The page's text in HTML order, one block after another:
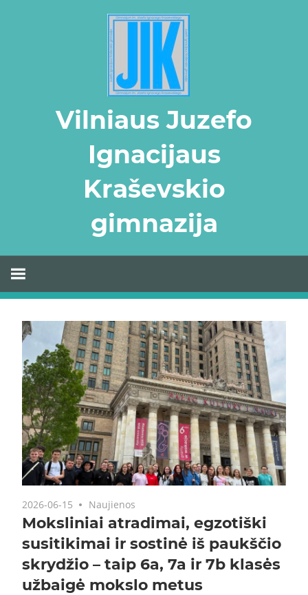
Vilniaus Juzefo
Ignacijaus
Kraševskio
gimnazija
2026-06-15 Naujienos
Moksliniai atradimai, egzotiški
susitikimai ir sostinė iš paukščio
skrydžio – taip 6a, 7a ir 7b klasės
užbaigė mokslo metus